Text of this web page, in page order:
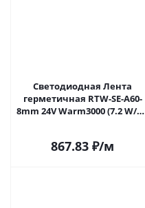
Светодиодная Лента
герметичная RTW-SE-A60-
8mm 24V Warm3000 (7.2 W/m,
867.83 ₽/м